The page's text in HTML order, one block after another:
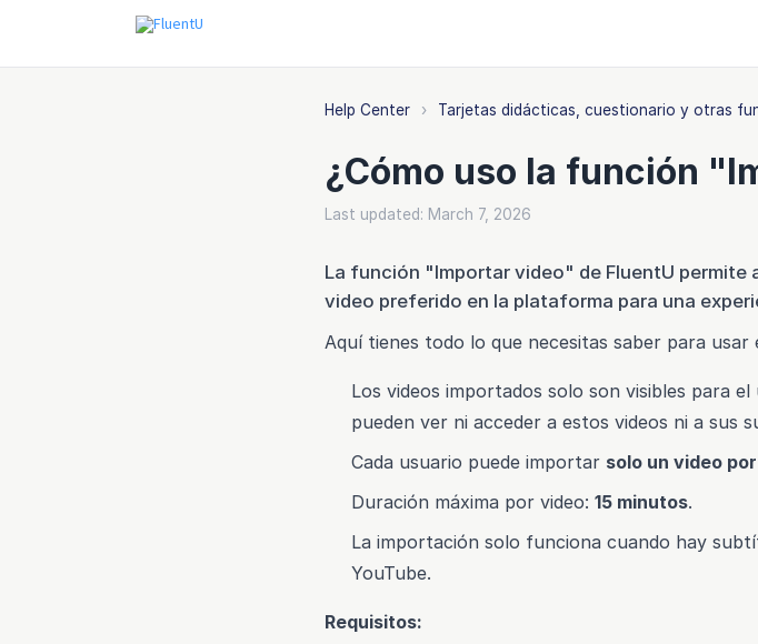
Help Center › Tarjetas didácticas, cuestionario y otras
¿Cómo uso la función
Last updated: March 7, 2026
La función "Importar video" de FluentU
video preferido en la plataforma para una
Aquí tienes todo lo que necesitas saber para
Los videos importados solo son visibles para
pueden ver ni acceder a estos videos ni a sus
Cada usuario puede importar solo un video
Duración máxima por video: 15 minutos.
La importación solo funciona cuando hay
YouTube.
Requisitos: